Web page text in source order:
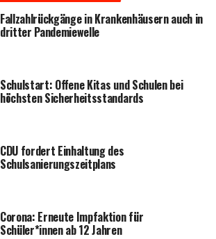
Fall­zahl­rück­gän­ge in Kran­ken­häu­sern auch in
drit­ter Pandemiewelle
Schul­start: Offe­ne Kitas und Schu­len bei
höchs­ten Sicherheitsstandards
CDU for­dert Ein­hal­tung des
Schulsanierungszeitplans
Coro­na: Erneu­te Impf­ak­ti­on für
Schüler*innen ab 12 Jahren